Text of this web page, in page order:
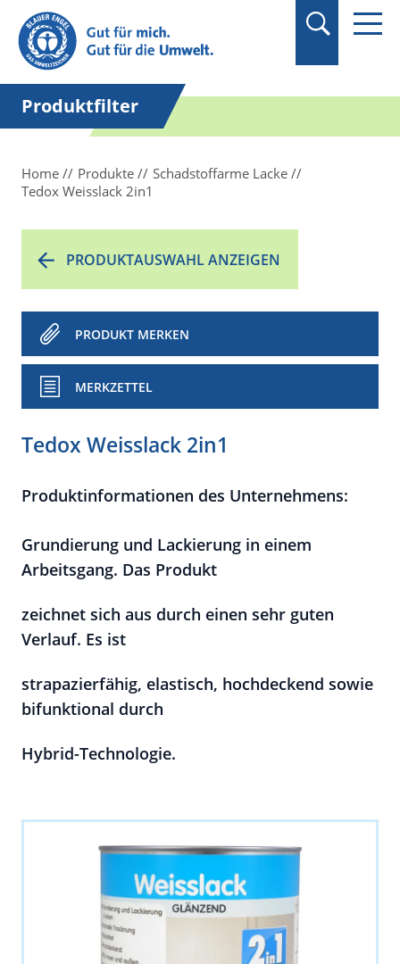
Suchbegriff in
Anführungszeichen
setzen.
Produktfilter
Home Produkte
Schadstoffarme Lacke
Tedox Weisslack 2in1
PRODUKTAUSWAHL ANZEIGEN
PRODUKT MERKEN
MERKZETTEL
Tedox Weisslack 2in1
Produktinformationen des Unternehmens:
Grundierung und Lackierung in einem
Arbeitsgang. Das Produkt
zeichnet sich aus durch einen sehr guten
Verlauf. Es ist
strapazierfähig, elastisch, hochdeckend sowie
bifunktional durch
Hybrid-Technologie.